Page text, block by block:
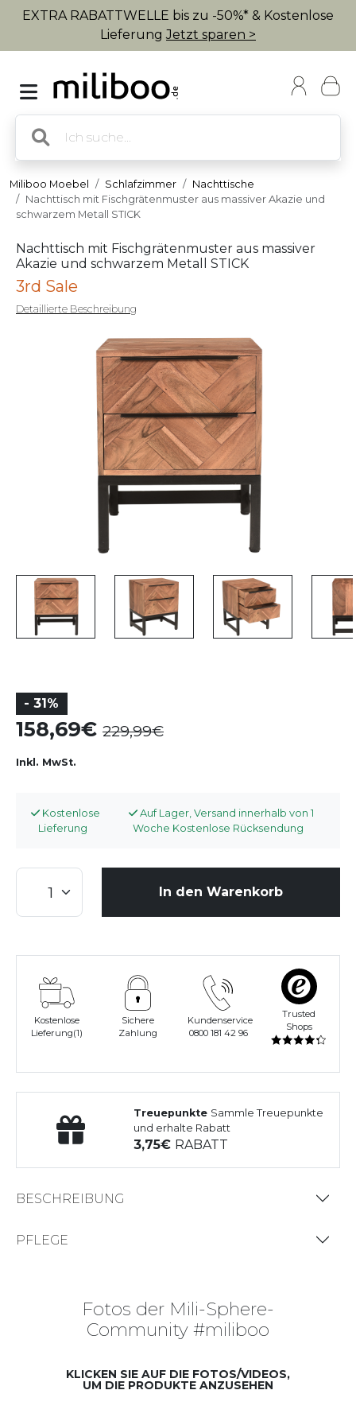
EXTRA RABATTWELLE bis zu -50%* & Kostenlose
LieferungJetzt sparen >
Miliboo Moebel Schlafzimmer
Nachttische
Nachttisch mit Fischgrätenmuster aus massiver Akazie und
schwarzem Metall STICK
Nachttisch mit Fischgrätenmuster aus massiver
Akazie und schwarzem Metall STICK
3rd Sale
Detaillierte Beschreibung
- 31%
158,69 229,99
Inkl. MwSt.
Kostenlose
Lieferung
Auf Lager, Versand innerhalb von 1
Woche Kostenlose Rücksendung
In den Warenkorb
Kostenlose
Lieferung(1)
Sichere
Zahlung
Kundenservice
0800 181 42 96
Trusted
Shops
Treuepunkte Sammle Treuepunkte
und erhalte Rabatt
3,75 RABATT
BESCHREIBUNG
PFLEGE
Fotos der Mili-Sphere-
Community #miliboo
KLICKEN SIE AUF DIE FOTOS/VIDEOS,
UM DIE PRODUKTE ANZUSEHEN